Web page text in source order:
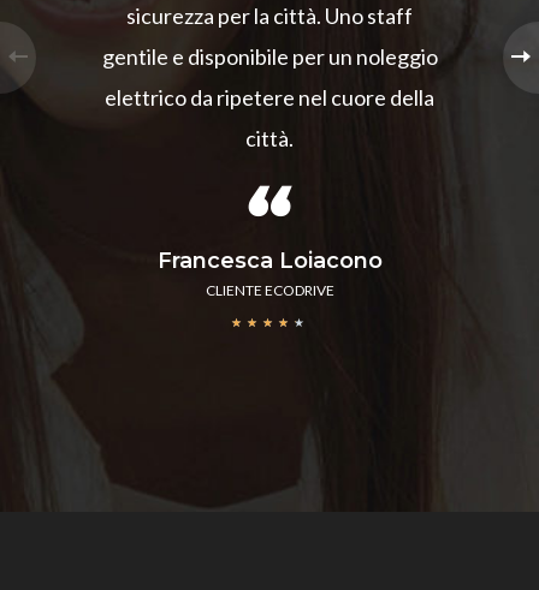
sicurezza per la città. Uno staff
gentile e disponibile per un noleggio
elettrico da ripetere nel cuore della
città.
Francesca Loiacono
CLIENTE ECODRIVE
★ ★ ★ ★ ★